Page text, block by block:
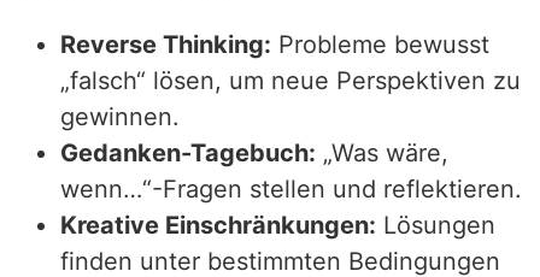
Reverse Thinking: Probleme bewusst
„falsch“ lösen, um neue Perspektiven zu
gewinnen.
Gedanken-Tagebuch: „Was wäre,
wenn…“-Fragen stellen und reflektieren.
Kreative Einschränkungen: Lösungen
finden unter bestimmten Bedingungen